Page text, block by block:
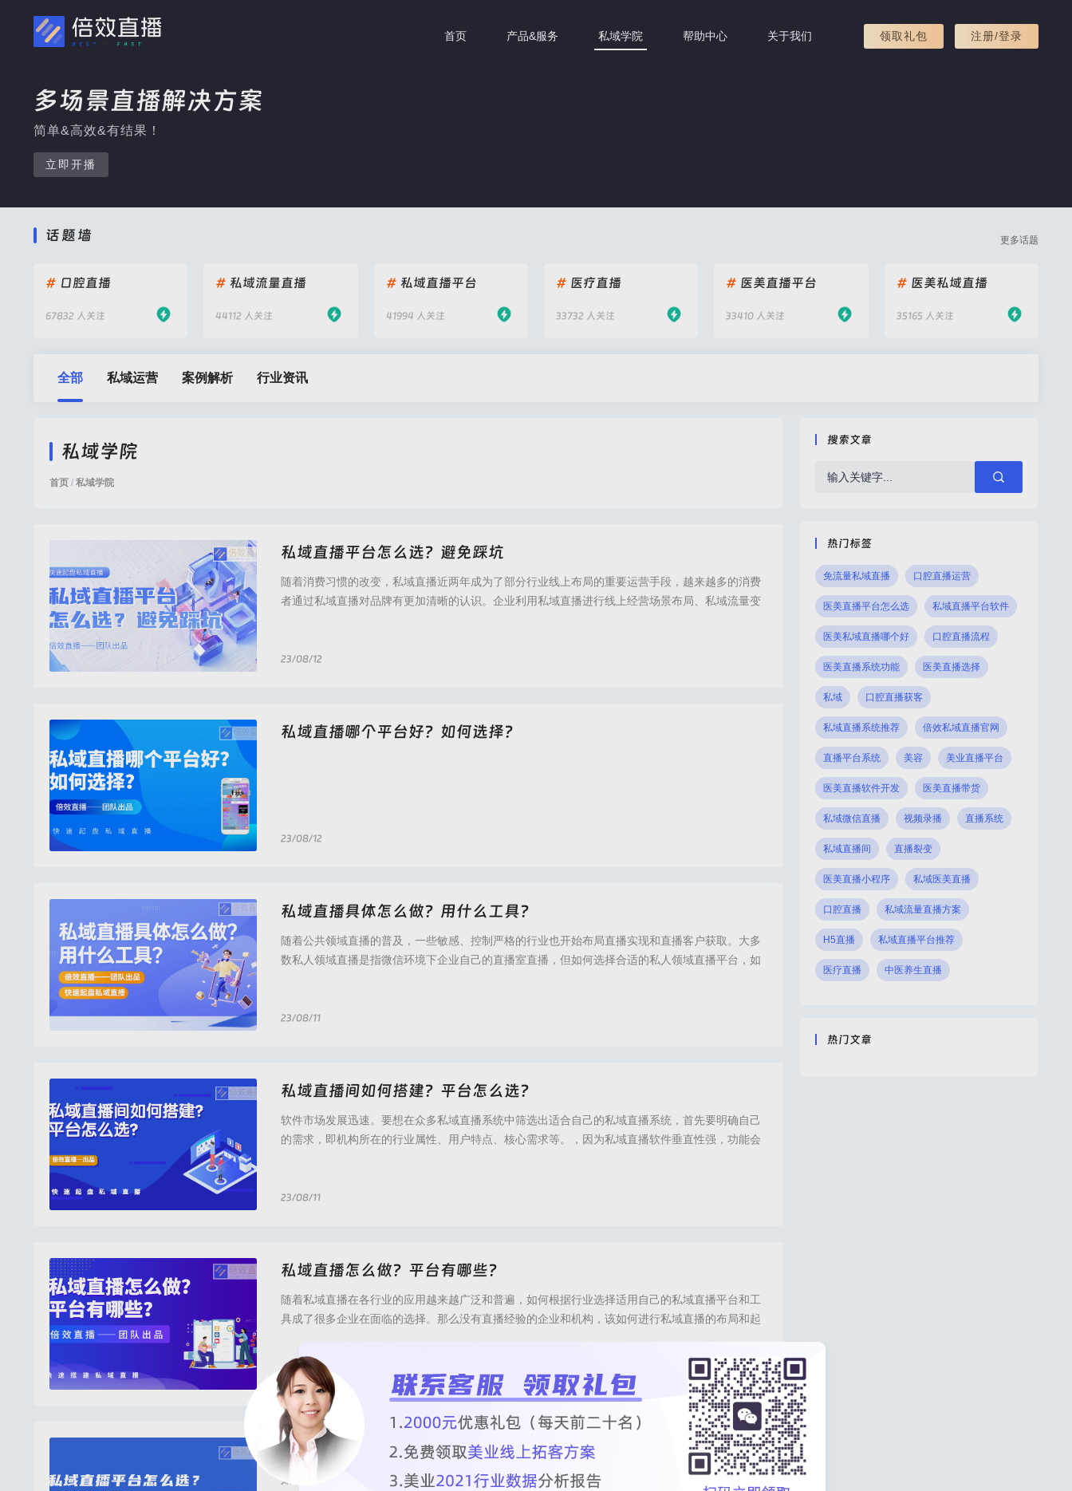
首页 产品&服务 私域学院 帮助中心 关于我们 领取礼包 注册/登录
多场景直播解决方案
简单&高效&有结果！
立即开播
话题墙 更多话题
# 口腔直播
67832 人关注
# 私域流量直播
44112 人关注
# 私域直播平台
41994 人关注
# 医疗直播
33732 人关注
# 医美直播平台
33410 人关注
# 医美私域直播
35165 人关注
全部 私域运营 案例解析 行业资讯
私域学院
首页 / 私域学院
私域直播平台怎么选？避免踩坑
随着消费习惯的改变，私域直播近两年成为了部分行业线上布局的重要运营手段，越来越多的消费
者通过私域直播对品牌有更加清晰的认识。企业利用私域直播进行线上经营场景布局、私域流量变
用户、直观传达信息的运营形式，与普通运营的理念相同。首先
23/08/12
私域直播,私域流量直播,倍效直播,倍效直播官网,倍效私域直播,私域直播平台,医美直播,私域直播哪个平台好,医美私域直播,医美直播平台,口腔直播,眼科直播,诺云直播,码尚直播,小鹅通直播
私域直播哪个平台好？如何选择？
23/08/12
倍效直播,倍效直播官网,倍效私域直播,私域直播平台,私域直播软件,私域流量直播,医美直播,码尚直播,口腔直播,眼科直播,私域直播系统,医美直播平台,诺云直播,众盟
私域直播具体怎么做？用什么工具？
随着公共领域直播的普及，一些敏感、控制严格的行业也开始布局直播实现和直播客户获取。大多
数私人领域直播是指微信环境下企业自己的直播室直播，但如何选择合适的私人领域直播平台，如
闭的环境中举行的一种直播形式。通常，在自建的直播室中依靠
23/08/11
倍效直播,倍效直播官网,倍效私域直播,私域直播,私域流量直播,私域直播平台,私域直播软件,私域直播哪个平台好,医美直播,口腔直播,眼科直播,码尚直播,诺云直播
私域直播间如何搭建？平台怎么选？
软件市场发展迅速。要想在众多私域直播系统中筛选出适合自己的私域直播系统，首先要明确自己
的需求，即机构所在的行业属性、用户特点、核心需求等。，因为私域直播软件垂直性强，功能会
择“倍效直播，利用运营+营销的理念打通微信生态中的私域流
23/08/11
私域直播怎么做？平台有哪些？
随着私域直播在各行业的应用越来越广泛和普遍，如何根据行业选择适用自己的私域直播平台和工
具成了很多企业在面临的选择。那么没有直播经验的企业和机构，该如何进行私域直播的布局和起
择私域直播平台的指南和建议。选择私域直播平台，有一些因素可以作为标准，避免踩坑。总体来
讲有这三个方面：1.软件商综合实力；2.匹配行业的直播系
23/08/11
倍效直播,倍效直播官网,倍效私域直播,私域直播,私域流量直播,私域直播平台,私域直播软件,医美直播,码尚直播,诺云直播,口腔直播,眼科直播,医美直播平台
私域直播平台怎么选？更推荐哪个？
如果你想在微信上做私域直播，你需要使用一些工具，不同的行业，不同的直播场景，需要使用不
搜索文章
热门标签
免流量私域直播 口腔直播运营
医美直播平台怎么选 私域直播平台软件
医美私域直播哪个好 口腔直播流程
医美直播系统功能 医美直播选择
私域 口腔直播获客
私域直播系统推荐 倍效私域直播官网
直播平台系统 美容 美业直播平台
医美直播软件开发 医美直播带货
私域微信直播 视频录播 直播系统
私域直播间 直播裂变
医美直播小程序 私域医美直播
口腔直播 私域流量直播方案
H5直播 私域直播平台推荐
医疗直播 中医养生直播
热门文章